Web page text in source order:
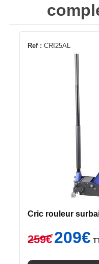
Ref : CRI25AL
Cric rouleur
259€
Le
prix
209€